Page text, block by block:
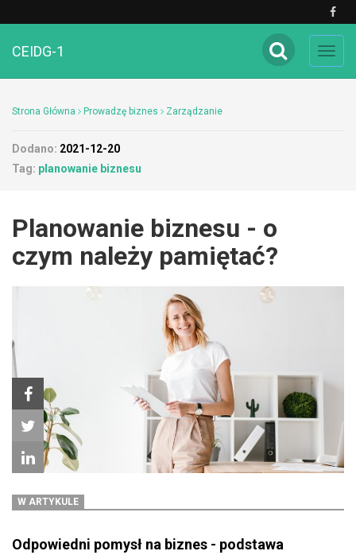
CEIDG-1
Strona Główna Prowadzę biznes Zarządzanie
Dodano: 2021-12-20
Tag: planowanie biznesu
Planowanie biznesu - o
czym należy pamiętać?
W ARTYKULE
Odpowiedni pomysł na biznes - podstawa